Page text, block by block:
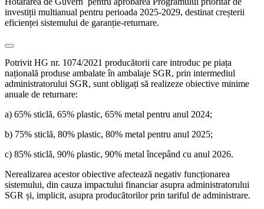
investiții multianual pentru perioada 2025-2029, destinat creșterii
eficienței sistemului de garanție-returnare.
Potrivit HG nr. 1074/2021 producătorii care introduc pe piața
națională produse ambalate în ambalaje SGR, prin intermediul
administratorului SGR, sunt obligați să realizeze obiective minime
anuale de returnare:
a) 65% sticlă, 65% plastic, 65% metal pentru anul 2024;
b) 75% sticlă, 80% plastic, 80% metal pentru anul 2025;
c) 85% sticlă, 90% plastic, 90% metal începând cu anul 2026.
Nerealizarea acestor obiective afectează negativ funcționarea
sistemului, din cauza impactului financiar asupra administratorului
SGR și, implicit, asupra producătorilor prin tariful de administrare.